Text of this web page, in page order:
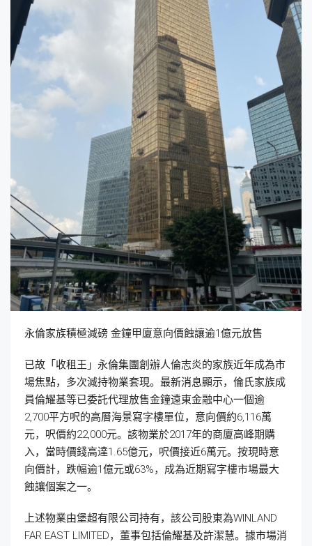
永倫家族積極減磅 金鐘甲廈意向價蝕讓逾1億元放售
已故「收租王」永倫集團創辦人倫志炎的家族近年成為市
場焦點，多次減持物業套現。最新消息顯示，倫氏家族成
員倫耀基等已委託代理放售金鐘遠東金融中心一個逾
2,700平方呎的高層海景寫字樓單位，意向價約6,116萬
元，呎價約22,000元。該物業於2017年的商廈高峰期購
入，當時價錢高達1.65億元，呎價接近6萬元。按現時意
向價計，跌幅逾1億元或63%，成為近期寫字樓市場最大
蝕讓個案之一。
上述物業由堡超有限公司持有，該公司股東為WINLAND
FAR EAST LIMITED，董事包括倫耀基及許潔慧。據市場消